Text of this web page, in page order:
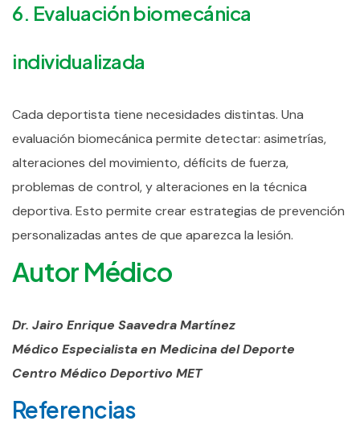
6. Evaluación biomecánica
individualizada
Cada deportista tiene necesidades distintas. Una
evaluación biomecánica permite detectar: asimetrías,
alteraciones del movimiento, déficits de fuerza,
problemas de control, y alteraciones en la técnica
deportiva. Esto permite crear estrategias de prevención
personalizadas antes de que aparezca la lesión.
Autor Médico
Dr. Jairo Enrique Saavedra Martínez
Médico Especialista en Medicina del Deporte
Centro Médico Deportivo MET
Referencias